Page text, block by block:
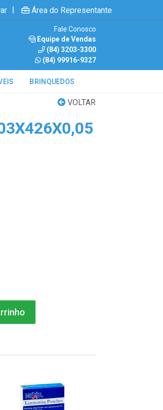
| Área do Representante
Fale Conosco
Equipe de Vendas
(84) 3203-3300
(84) 99916-9327
BRINQUEDOS
VOLTAR